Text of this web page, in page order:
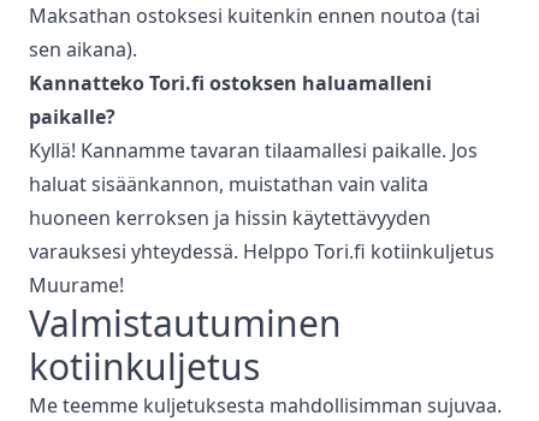
Maksathan ostoksesi kuitenkin ennen noutoa (tai
sen aikana).
Kannatteko Tori.fi ostoksen haluamalleni
paikalle?
Kyllä! Kannamme tavaran tilaamallesi paikalle. Jos
haluat sisäänkannon, muistathan vain valita
huoneen kerroksen ja hissin käytettävyyden
varauksesi yhteydessä. Helppo Tori.fi kotiinkuljetus
Muurame!
Valmistautuminen
kotiinkuljetus
Me teemme kuljetuksesta mahdollisimman sujuvaa.